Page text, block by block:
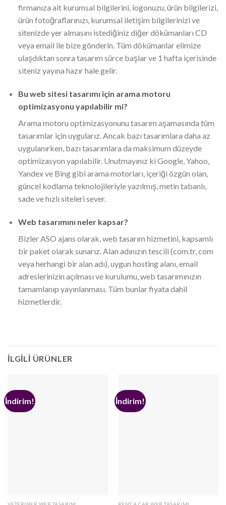
firmanıza ait kurumsal bilgilerini, logonuzu, ürün bilgilerizi,
ürün fotoğraflarınızı, kurumsal iletişim bilgilerinizi ve
sitenizde yer almasını istediğiniz diğer dökümanları CD
veya email ile bize gönderin. Tüm dökümanlar elimize
ulaşdıktan sonra tasarım sürce başlar ve 1 hafta içerisinde
siteniz yayına hazır hale gelir.
Bu web sitesi tasarımı için arama motoru
optimizasyonu yapılabilir mi?
Arama motoru optimizasyonunu tasarım aşamasında tüm
tasarımlar için uygularız. Ancak bazı tasarımlara daha az
uygulanırken, bazı tasarımlara da maksimum düzeyde
optimizasyon yapılabilir. Unutmayınız ki Google, Yahoo,
Yandex ve Bing gibi arama motorları, içeriği özgün olan,
güncel kodlama teknolojileriyle yazılmış, metin tabanlı,
sade ve hızlı siteleri sever.
Web tasarımını neler kapsar?
Bizler ASO ajans olarak, web tasarım hizmetini, kapsamlı
bir paket olarak sunarız. Alan adınızın tescili (com.tr, com
veya herhangi bir alan adı), uygun hosting alanı, email
adreslerinizin açılması ve kurulumu, web tasarımınızın
tamamlanıp yayınlanması. Tüm bunlar fiyata dahil
hizmetlerdir.
İLGILI ÜRÜNLER
İndirim! İndirim!